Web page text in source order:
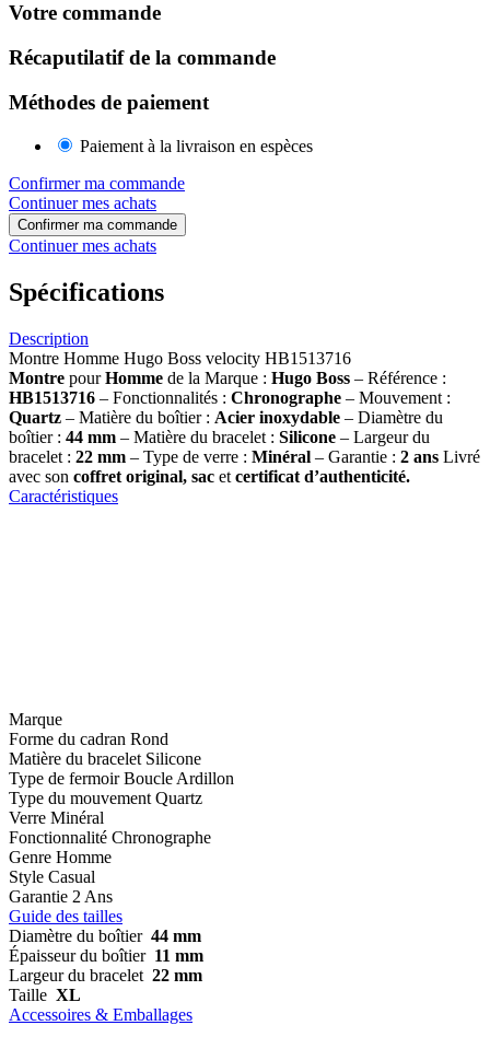
Votre commande
Récaputilatif de la commande
Méthodes de paiement
Paiement à la livraison en espèces
Confirmer ma commande
Continuer mes achats
Confirmer ma commande
Continuer mes achats
Spécifications
Description
Montre Homme Hugo Boss velocity HB1513716
Montre pourHomme de la Marque : Hugo Boss – Référence :
HB1513716 – Fonctionnalités : Chronographe – Mouvement :
Quartz – Matière du boîtier : Acier inoxydable – Diamètre du
boîtier : 44 mm – Matière du bracelet : Silicone – Largeur du
bracelet : 22 mm – Type de verre : Minéral – Garantie : 2 ans Livré
avec son coffret original, sac et certificat d’authenticité.
Caractéristiques
Marque
Forme du cadran Rond
Matière du bracelet Silicone
Type de fermoir Boucle Ardillon
Type du mouvement Quartz
Verre Minéral
Fonctionnalité Chronographe
Genre Homme
Style Casual
Garantie 2 Ans
Guide des tailles
Diamètre du boîtier 44 mm
Épaisseur du boîtier 11 mm
Largeur du bracelet 22 mm
Taille XL
Accessoires & Emballages